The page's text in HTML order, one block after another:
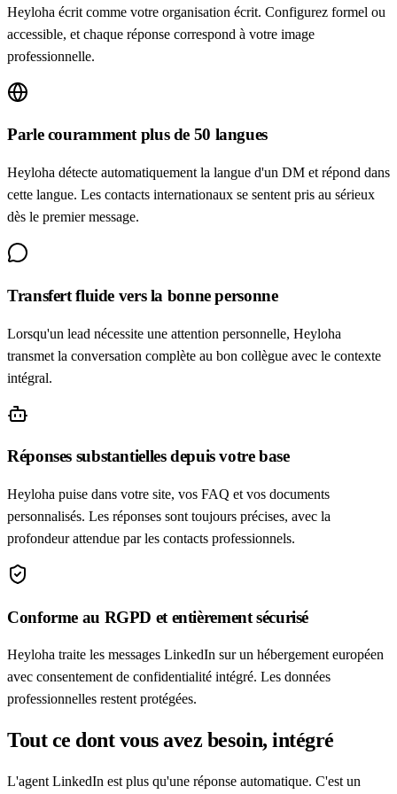
Heyloha écrit comme votre organisation écrit. Configurez formel ou
accessible, et chaque réponse correspond à votre image
professionnelle.
Parle couramment plus de 50 langues
Heyloha détecte automatiquement la langue d'un DM et répond dans
cette langue. Les contacts internationaux se sentent pris au sérieux
dès le premier message.
Transfert fluide vers la bonne personne
Lorsqu'un lead nécessite une attention personnelle, Heyloha
transmet la conversation complète au bon collègue avec le contexte
intégral.
Réponses substantielles depuis votre base
Heyloha puise dans votre site, vos FAQ et vos documents
personnalisés. Les réponses sont toujours précises, avec la
profondeur attendue par les contacts professionnels.
Conforme au RGPD et entièrement sécurisé
Heyloha traite les messages LinkedIn sur un hébergement européen
avec consentement de confidentialité intégré. Les données
professionnelles restent protégées.
Tout ce dont vous avez besoin, intégré
L'agent LinkedIn est plus qu'une réponse automatique. C'est un